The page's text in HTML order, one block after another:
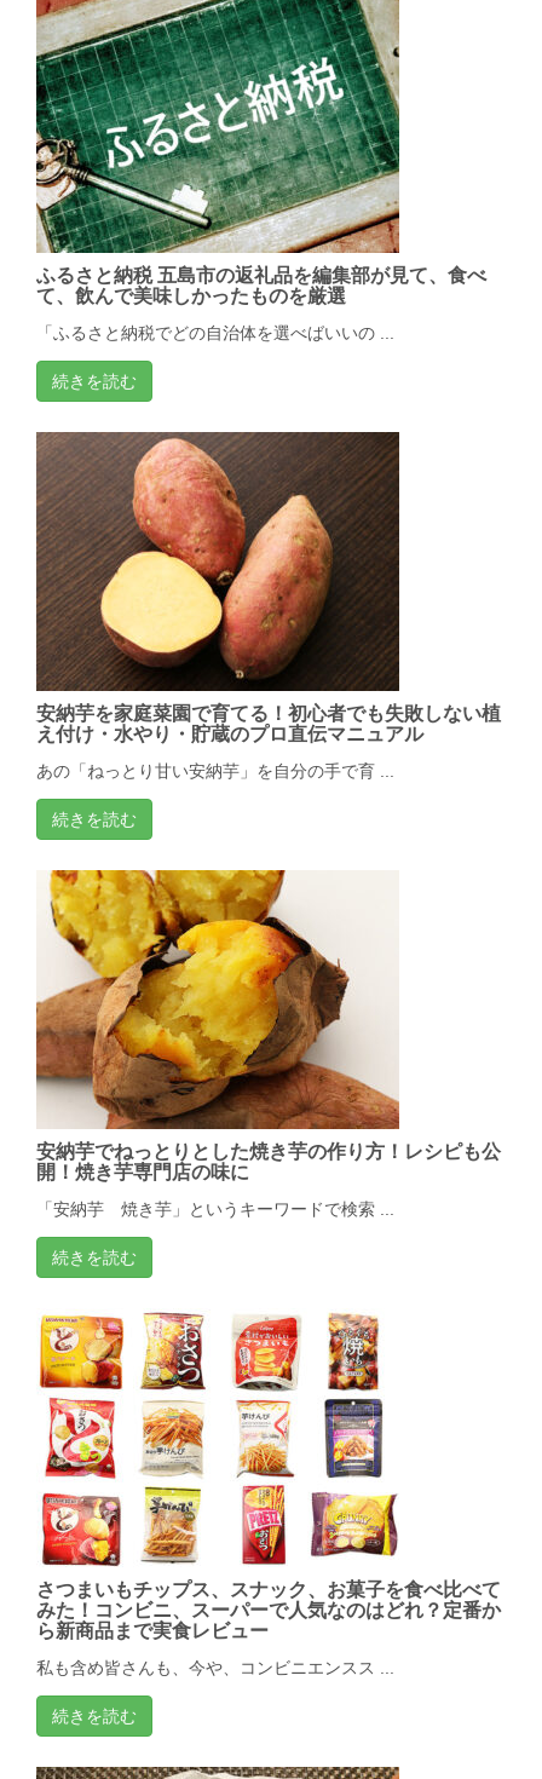
ふるさと納税 五島市の返礼品を編集部が見て、食べ
て、飲んで美味しかったものを厳選
「ふるさと納税でどの自治体を選べばいいの ...
続きを読む
安納芋を家庭菜園で育てる！初心者でも失敗しない植
え付け・水やり・貯蔵のプロ直伝マニュアル
あの「ねっとり甘い安納芋」を自分の手で育 ...
続きを読む
安納芋でねっとりとした焼き芋の作り方！レシピも公
開！焼き芋専門店の味に
「安納芋 焼き芋」というキーワードで検索 ...
続きを読む
さつまいもチップス、スナック、お菓子を食べ比べて
みた！コンビニ、スーパーで人気なのはどれ？定番か
ら新商品まで実食レビュー
私も含め皆さんも、今や、コンビニエンスス ...
続きを読む